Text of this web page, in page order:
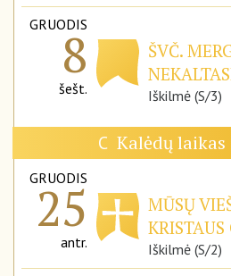
GRUODIS
8
šešt.
ŠVČ.
Iškilmė (S/3)
C Kalėdų laikas
GRUODIS
25
antr.
MŪSŲ
Iškilmė (S/2)